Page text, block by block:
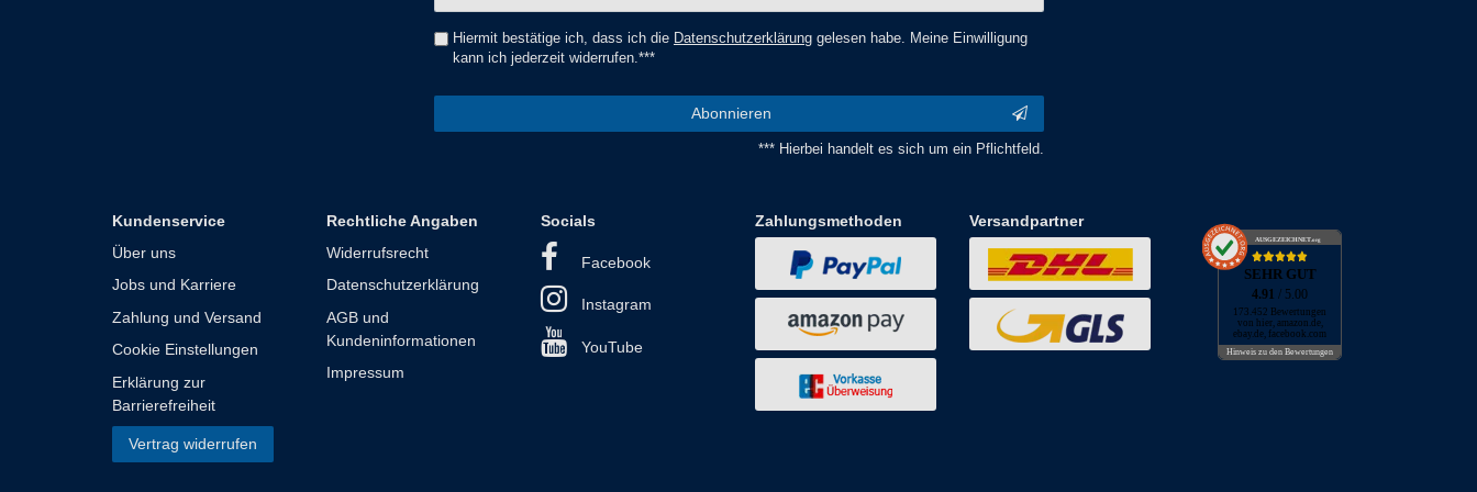
Hiermit bestätige ich, dass ich die Daten­schutz­erklärung gelesen habe. Meine Einwilligung
kann ich jederzeit widerrufen.***
Abonnieren
*** Hierbei handelt es sich um ein Pflichtfeld.
Kundenservice
Über uns
Jobs und Karriere
Zahlung und Versand
Cookie Einstellungen
Erklärung zur
Barrierefreiheit
Vertrag widerrufen
Rechtliche Angaben
Widerrufsrecht
Datenschutzerklärung
AGB und
Kundeninformationen
Impressum
Socials
Facebook
Instagram
YouTube
Zahlungsmethoden Versandpartner
AUSGEZEICHNET.org
SEHR GUT
4.91/ 5.00
173.452 Bewertungen
von hier, amazon.de,
ebay.de, facebook.com
Hinweis zu den Bewertungen